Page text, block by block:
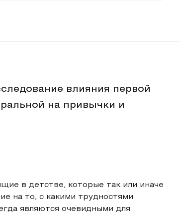
влияния первой
на привычки и
в детстве, которые так или иначе
на то, с какими трудностями
являются очевидными для